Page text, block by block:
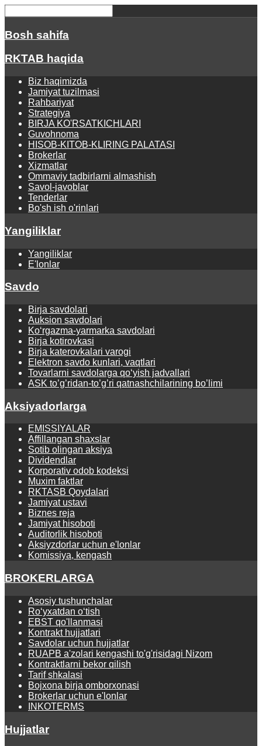
Bosh sahifa
RKTAB haqida
Biz haqimizda
Jamiyat tuzilmasi
Rahbariyat
Strategiya
BIRJA KO'RSATKICHLARI
Guvohnoma
HISOB-KITOB-KLIRING PALATASI
Brokerlar
Xizmatlar
Ommaviy tadbirlarni almashish
Savol-javoblar
Tenderlar
Bo'sh ish o'rinlari
Yangiliklar
Yangiliklar
E'lonlar
Savdo
Birja savdolari
Auksion savdolari
Ko‘rgаzmа-yarmаrkа sаvdolаri
Birja kotirovkasi
Birja katerovkalari varogi
Elektron savdo kunlari, vaqtlari
Tovarlarni savdolarga qo‘yish jadvallari
ASK to’g’ridan-to’g’ri qatnashchilarining bo’limi
Aksiyadorlarga
EMISSIYALAR
Affillangan shaxslar
Sotib olingan aksiya
Dividendlar
Korporativ odob kodeksi
Muxim faktlar
RKTASB Qoydalari
Jamiyat ustavi
Biznes reja
Jamiyat hisoboti
Auditorlik hisoboti
Aksiyzdorlar uchun e'lonlar
Komissiya, kengash
BROKERLARGA
Asosiy tushunchalar
Ro‘yхаtdаn o‘tish
EBST qo'llanmasi
Kontrаkt hujjаtlаri
Savdolar uchun hujjatlar
RUAPB a'zolari kengashi to'g'risidagi Nizom
Kontraktlarni bekor qilish
Tarif shkalasi
Bojxona birja omborxonasi
Brokerlar uchun e'lonlar
INKOTERMS
Hujjatlar